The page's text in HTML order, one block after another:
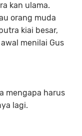
kan ulama.
orang muda
kiai besar,
menilai Gus
mengapa harus
lagi.